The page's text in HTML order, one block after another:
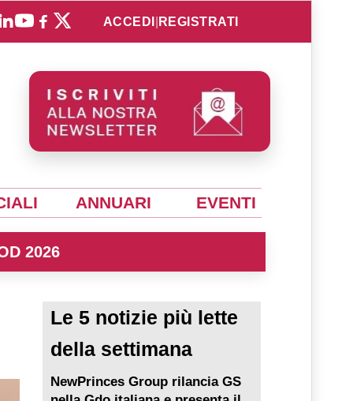
ACCEDI REGISTRATI
ANNUARI EVENTI
2026
Le 5 notizie più lette
della settimana
NewPrinces Group rilancia GS